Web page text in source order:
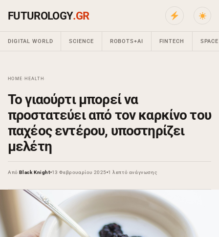
FUTUROLOGY.GR
DIGITAL WORLD SCIENCE ROBOTS+AI FINTECH SPACE
HOME HEALTH
Το γιαούρτι μπορεί να
προστατεύει από τον καρκίνο του
παχέος εντέρου, υποστηρίζει
μελέτη
ΑπόBlack Knight 13 Φεβρουαρίου 2025 1 λεπτό ανάγνωσης